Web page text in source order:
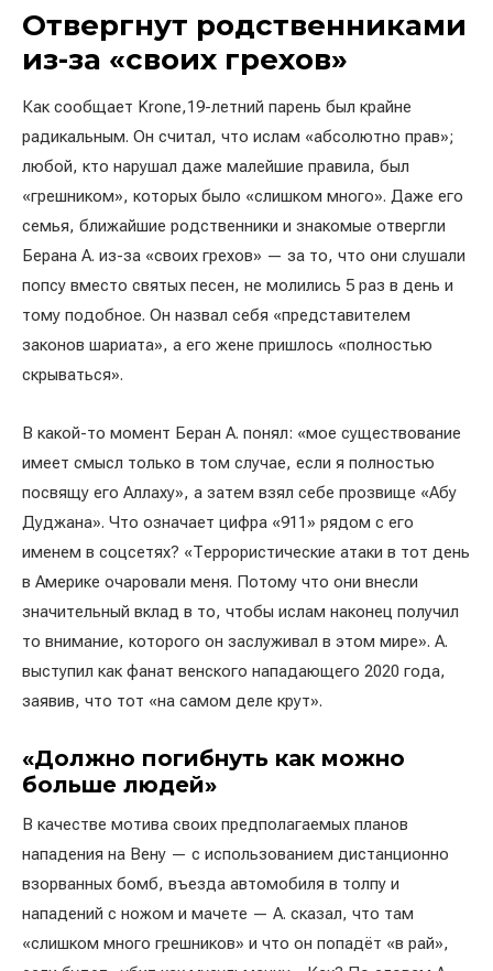
Отвергнут родственниками
из-за «своих грехов»
Как сообщает Krone,19-летний парень был крайне
радикальным. Он считал, что ислам «абсолютно прав»;
любой, кто нарушал даже малейшие правила, был
«грешником», которых было «слишком много». Даже его
семья, ближайшие родственники и знакомые отвергли
Берана А. из-за «своих грехов» — за то, что они слушали
попсу вместо святых песен, не молились 5 раз в день и
тому подобное. Он назвал себя «представителем
законов шариата», а его жене пришлось «полностью
скрываться».
В какой-то момент Беран А. понял: «мое существование
имеет смысл только в том случае, если я полностью
посвящу его Аллаху», а затем взял себе прозвище «Абу
Дуджана». Что означает цифра «911» рядом с его
именем в соцсетях? «Террористические атаки в тот день
в Америке очаровали меня. Потому что они внесли
значительный вклад в то, чтобы ислам наконец получил
то внимание, которого он заслуживал в этом мире». А.
выступил как фанат венского нападающего 2020 года,
заявив, что тот «на самом деле крут».
«Должно погибнуть как можно
больше людей»
В качестве мотива своих предполагаемых планов
нападения на Вену — с использованием дистанционно
взорванных бомб, въезда автомобиля в толпу и
нападений с ножом и мачете — А. сказал, что там
«слишком много грешников» и что он попадёт «в рай»,